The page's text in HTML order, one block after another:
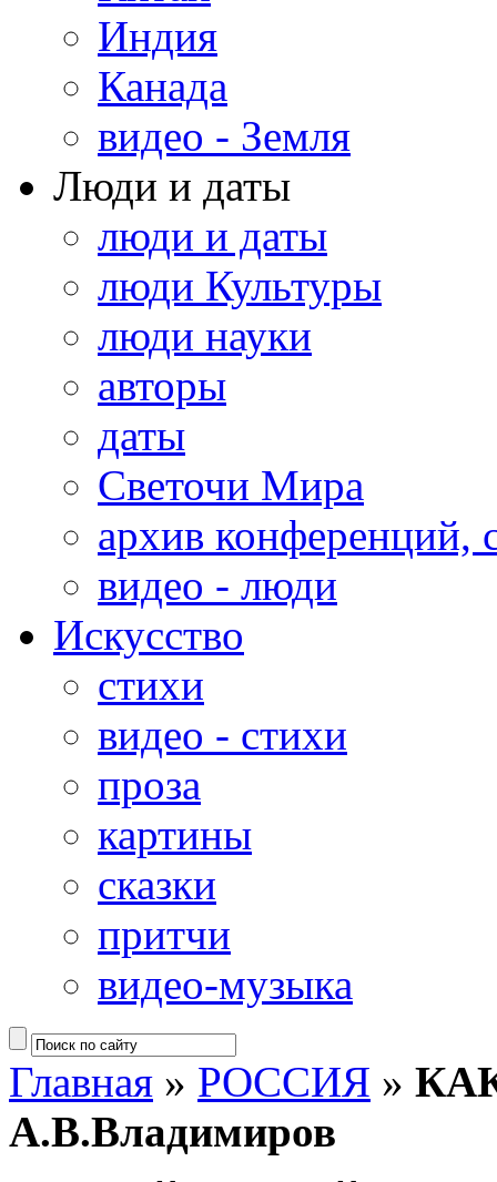
Индия
Канада
видео - Земля
Люди и даты
люди и даты
люди Культуры
люди науки
авторы
даты
Светочи Мира
архив конференций,
видео - люди
Искусство
стихи
видео - стихи
проза
картины
сказки
притчи
видео-музыка
Главная » РОССИЯ »
А.В.Владимиров